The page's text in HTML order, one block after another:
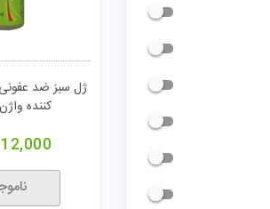
ژل سبز ضد
کننده
12,000